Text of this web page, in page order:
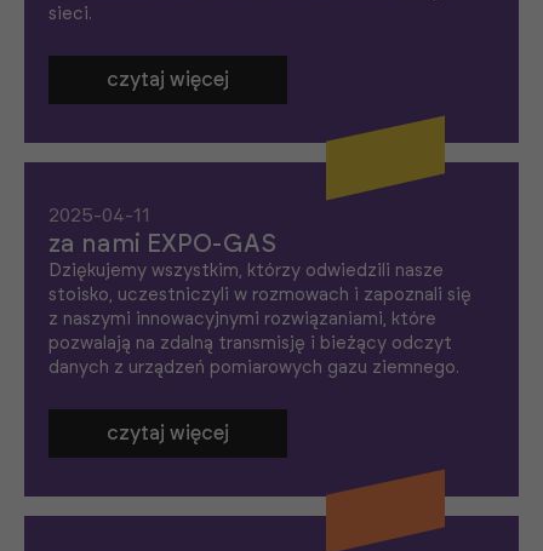
sieci.
czytaj więcej
2025-04-11
za nami EXPO-GAS
Dziękujemy wszystkim, którzy odwiedzili nasze
stoisko, uczestniczyli w rozmowach i zapoznali się
z naszymi innowacyjnymi rozwiązaniami, które
pozwalają na zdalną transmisję i bieżący odczyt
danych z urządzeń pomiarowych gazu ziemnego.
czytaj więcej